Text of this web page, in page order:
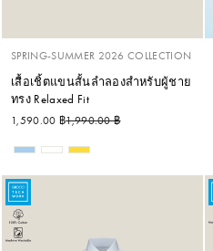
SPRING-SUMMER 2026 COLLECTION
เสื้อเชิ้ตแขนสั้นลำลองสำหรับผู้ชาย
ทรง Relaxed Fit
1,590.00 ฿ราคาปกติ
1,990.00 ฿